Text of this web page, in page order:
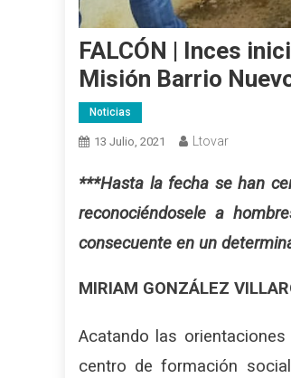
FALCÓN | Inces
Misión Barrio
Noticias
13 Julio, 2021 Ltovar
***Hasta la fecha se han
reconociéndosele a
consecuente en un
MIRIAM GONZÁLEZ
Acatando las
centro de formación